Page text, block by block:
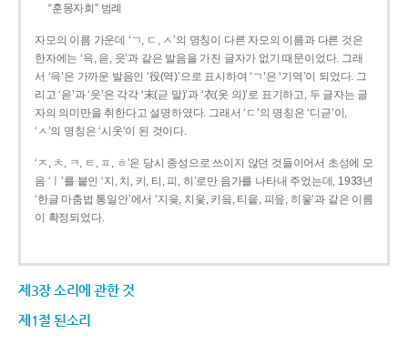
“훈몽자회” 범례
자모의 이름 가운데 ‘ㄱ, ㄷ, ㅅ’의 명칭이 다른 자모의 이름과 다른 것은
한자에는 ‘윽, 읃, 읏’과 같은 발음을 가진 글자가 없기 때문이었다. 그래
서 ‘윽’은 가까운 발음인 ‘役(역)’으로 표시하여 ‘ㄱ’은 ‘기역’이 되었다. 그
리고 ‘읃’과 ‘읏’은 각각 ‘末(귿 말)’과 ‘衣(옷 의)’로 표기하고, 두 글자는 글
자의 의미만을 취한다고 설명하였다. 그래서 ‘ㄷ’의 명칭은 ‘디귿’이,
‘ㅅ’의 명칭은 ‘시옷’이 된 것이다.
‘ㅈ, ㅊ, ㅋ, ㅌ, ㅍ, ㅎ’은 당시 종성으로 쓰이지 않던 것들이어서 초성에 모
음 ‘ㅣ’를 붙인 ‘지, 치, 키, 티, 피, 히’로만 음가를 나타내 주었는데, 1933년
‘한글 마춤법 통일안’에서 ‘지읒, 치읓, 키읔, 티읕, 피읖, 히읗’과 같은 이름
이 확정되었다.
제3장 소리에 관한 것
제1절 된소리